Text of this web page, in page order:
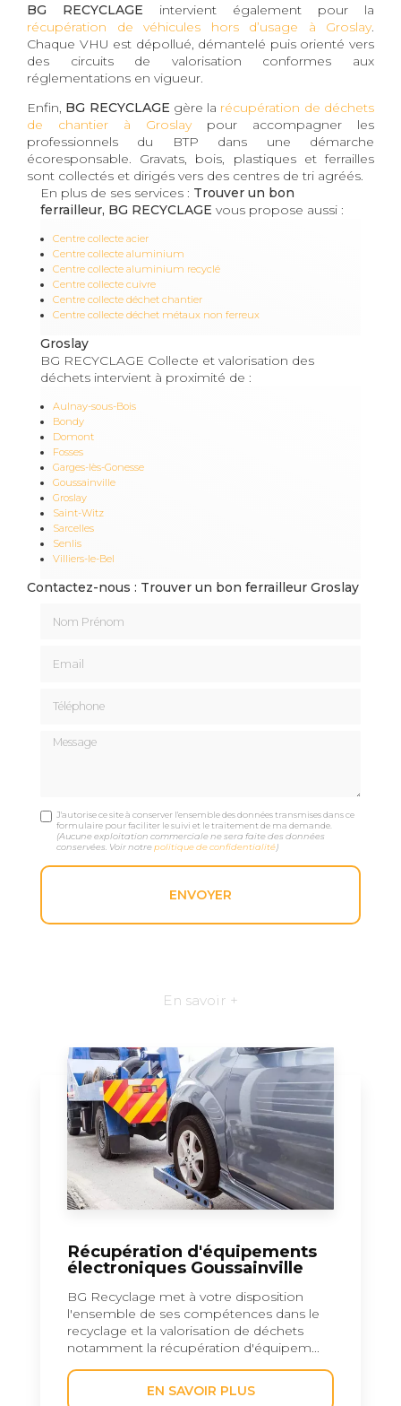
BG RECYCLAGE intervient également pour la
récupération de véhicules hors d’usage à Groslay.
Chaque VHU est dépollué, démantelé puis orienté vers
des circuits de valorisation conformes aux
réglementations en vigueur.
Enfin, BG RECYCLAGE gère la récupération de déchets
de chantier à Groslaypour accompagner les
professionnels du BTP dans une démarche
écoresponsable. Gravats, bois, plastiques et ferrailles
sont collectés et dirigés vers des centres de tri agréés.
En plus de ses services : Trouver un bon
ferrailleur, BG RECYCLAGE vous propose aussi :
Centre collecte acier
Centre collecte aluminium
Centre collecte aluminium recyclé
Centre collecte cuivre
Centre collecte déchet chantier
Centre collecte déchet métaux non ferreux
Groslay
BG RECYCLAGE Collecte et valorisation des
déchets intervient à proximité de :
Aulnay-sous-Bois
Bondy
Domont
Fosses
Garges-lès-Gonesse
Goussainville
Groslay
Saint-Witz
Sarcelles
Senlis
Villiers-le-Bel
Contactez-nous : Trouver un bon ferrailleur Groslay
Message
J'autorise ce site à conserver l'ensemble des données transmises dans ce
formulaire pour faciliter le suivi et le traitement de ma demande.
(Aucune exploitation commerciale ne sera faite des données
conservées. Voir notrepolitique de confidentialité)
En savoir +
Récupération d'équipements
électroniques Goussainville
BG Recyclage met à votre disposition
l'ensemble de ses compétences dans le
recyclage et la valorisation de déchets
notamment la récupération d'équipem...
EN SAVOIR PLUS